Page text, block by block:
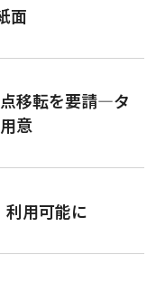
面
移転を要請—タ
意
利用可能に